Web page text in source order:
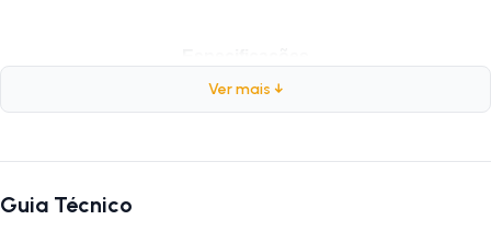
Tipo da Sapata:Orbital (35mm)
Ver mais ↓
Guia Técnico